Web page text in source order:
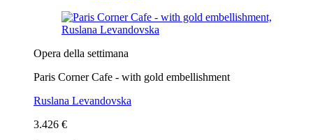
Opera della settimana
Paris Corner Cafe - with gold embellishment
Ruslana Levandovska
3.426 €